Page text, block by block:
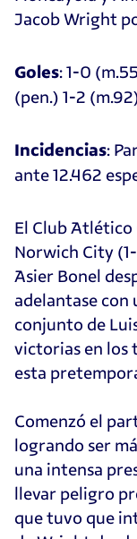
Jacob Wright
Goles: 1-0
(pen.) 1-2
Incidencias:
ante 12.462
El Club Atlético
Norwich City
Asier Bonel
adelantase con
conjunto de
victorias en los
esta
Comenzó el
logrando ser
una intensa
llevar peligro
que tuvo que